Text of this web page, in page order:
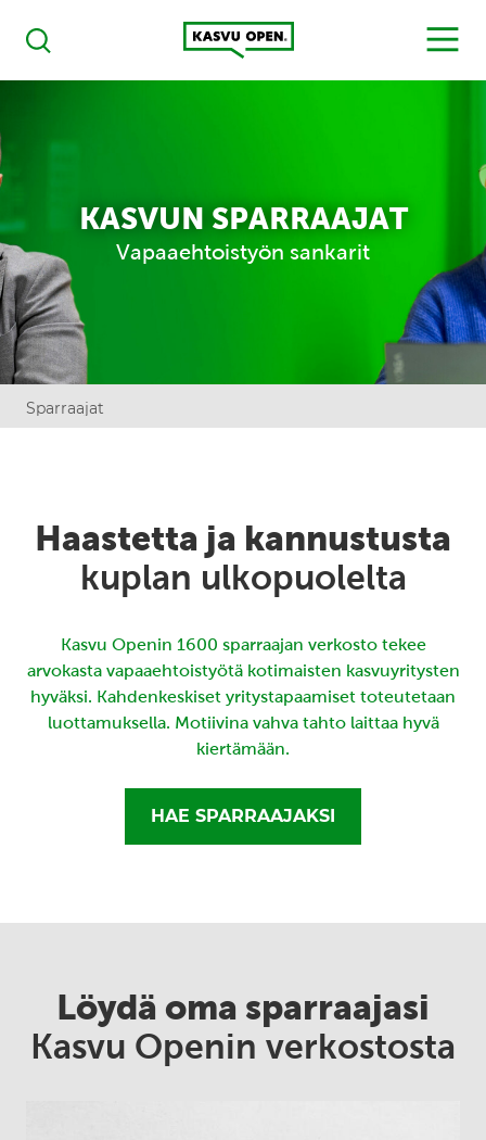
Haku
Kasvu Open
MENU
KASVUN SPARRAAJAT
Vapaaehtoistyön sankarit
Sparraajat
Haastetta ja kannustusta
kuplan ulkopuolelta
Kasvu Openin 1600 sparraajan verkosto tekee
arvokasta vapaaehtoistyötä kotimaisten kasvuyritysten
hyväksi. Kahdenkeskiset yritystapaamiset toteutetaan
luottamuksella. Motiivina vahva tahto laittaa hyvä
kiertämään.
HAE SPARRAAJAKSI
Löydä oma sparraajasi
Kasvu Openin verkostosta